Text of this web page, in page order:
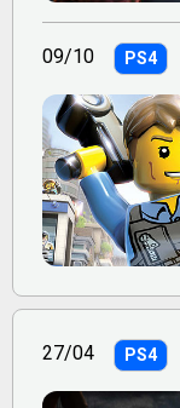
09/10 PS4
27/04 PS4